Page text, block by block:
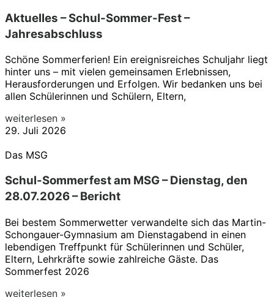
Aktuelles – Schul-Sommer-Fest –
Jahresabschluss
Schöne Sommerferien! Ein ereignisreiches Schuljahr liegt
hinter uns – mit vielen gemeinsamen Erlebnissen,
Herausforderungen und Erfolgen. Wir bedanken uns bei
allen Schülerinnen und Schülern, Eltern,
weiterlesen »
29. Juli 2026
Das MSG
Schul-Sommerfest am MSG – Dienstag, den
28.07.2026 – Bericht
Bei bestem Sommerwetter verwandelte sich das Martin-
Schongauer-Gymnasium am Dienstagabend in einen
lebendigen Treffpunkt für Schülerinnen und Schüler,
Eltern, Lehrkräfte sowie zahlreiche Gäste. Das
Sommerfest 2026
weiterlesen »